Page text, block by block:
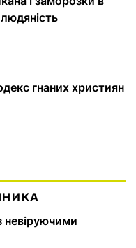
гнаних християн
невіруючими